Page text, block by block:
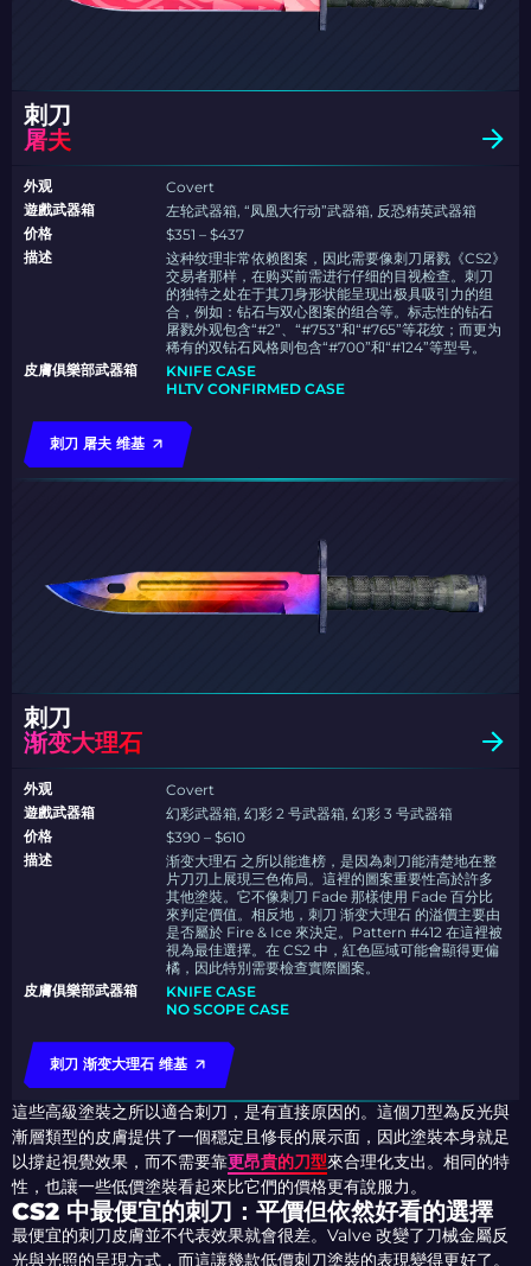
刺刀
屠夫
外观
Covert
遊戲武器箱
左轮武器箱, “凤凰大行动”武器箱, 反恐精英武器箱
价格
$351 – $437
描述
这种纹理非常依赖图案，因此需要像刺刀屠戮《CS2》
交易者那样，在购买前需进行仔细的目视检查。刺刀
的独特之处在于其刀身形状能呈现出极具吸引力的组
合，例如：钻石与双心图案的组合等。标志性的钻石
屠戮外观包含“#2”、“#753”和“#765”等花纹；而更为
稀有的双钻石风格则包含“#700”和“#124”等型号。
皮膚俱樂部武器箱
KNIFE CASE
HLTV CONFIRMED CASE
刺刀 屠夫 维基
刺刀
渐变大理石
外观
Covert
遊戲武器箱
幻彩武器箱, 幻彩 2 号武器箱, 幻彩 3 号武器箱
价格
$390 – $610
描述
渐变大理石 之所以能進榜，是因為刺刀能清楚地在整
片刀刃上展現三色佈局。這裡的圖案重要性高於許多
其他塗裝。它不像刺刀 Fade 那樣使用 Fade 百分比
來判定價值。相反地，刺刀 渐变大理石 的溢價主要由
是否屬於 Fire & Ice 來決定。Pattern #412 在這裡被
視為最佳選擇。在 CS2 中，紅色區域可能會顯得更偏
橘，因此特別需要檢查實際圖案。
皮膚俱樂部武器箱
KNIFE CASE
NO SCOPE CASE
刺刀 渐变大理石 维基
這些高級塗裝之所以適合刺刀，是有直接原因的。這個刀型為反光與
漸層類型的皮膚提供了一個穩定且修長的展示面，因此塗裝本身就足
以撐起視覺效果，而不需要靠更昂貴的刀型來合理化支出。相同的特
性，也讓一些低價塗裝看起來比它們的價格更有說服力。
CS2 中最便宜的刺刀：平價但依然好看的選擇
最便宜的刺刀皮膚並不代表效果就會很差。Valve 改變了刀械金屬反
光與光照的呈現方式，而這讓幾款低價刺刀塗裝的表現變得更好了。